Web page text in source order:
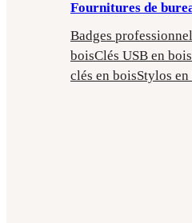
Fournitures de
Badges
boisClés USB en bois
clés en boisStylos en